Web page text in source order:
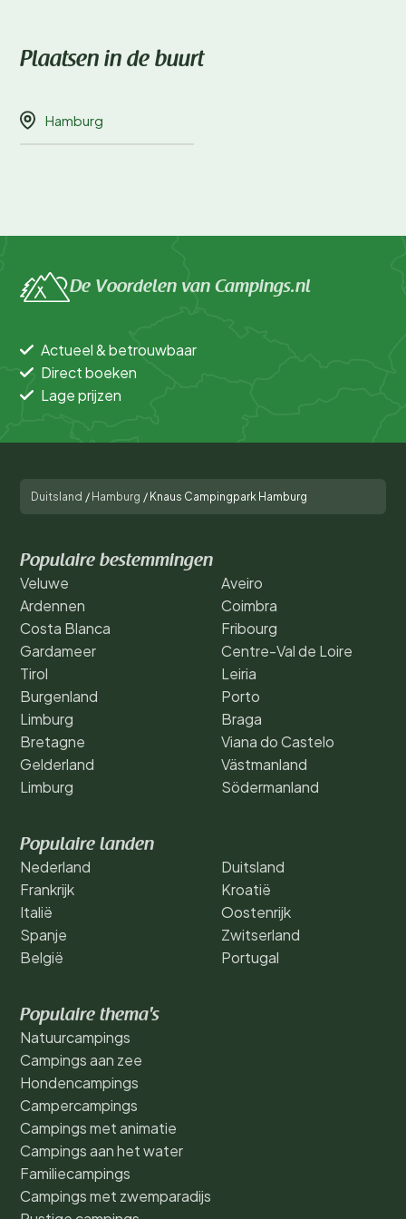
Plaatsen in de buurt
Hamburg
De Voordelen van Campings.nl
Actueel & betrouwbaar
Direct boeken
Lage prijzen
Duitsland / Hamburg / Knaus Campingpark Hamburg
Populaire bestemmingen
Veluwe
Ardennen
Costa Blanca
Gardameer
Tirol
Burgenland
Limburg
Bretagne
Gelderland
Limburg
Aveiro
Coimbra
Fribourg
Centre-Val de Loire
Leiria
Porto
Braga
Viana do Castelo
Västmanland
Södermanland
Populaire landen
Nederland
Frankrijk
Italië
Spanje
België
Duitsland
Kroatië
Oostenrijk
Zwitserland
Portugal
Populaire thema's
Natuurcampings
Campings aan zee
Hondencampings
Campercampings
Campings met animatie
Campings aan het water
Familiecampings
Campings met zwemparadijs